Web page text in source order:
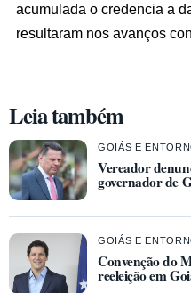
acumulada o credencia a
resultaram nos avanços
Leia também
GOIÁS E
Vereador
governador de
GOIÁS E
Convenção do
reeleição em